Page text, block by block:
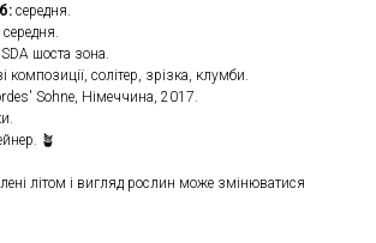
середня.
середня.
шоста зона.
композиції, солітер, зрізка, клумби.
Sohne, Німеччина, 2017.
🪴
літом і вигляд рослин може змінюватися